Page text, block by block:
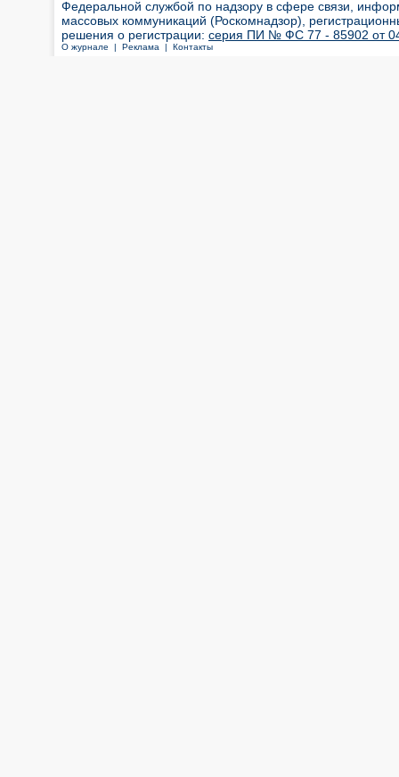
Федеральной службой по надзору в сфере связи,
массовых коммуникаций (Роскомнадзор),
решения о регистрации: серия ПИ № ФС 77 - 85902 от 04
О журнале | Реклама | Контакты